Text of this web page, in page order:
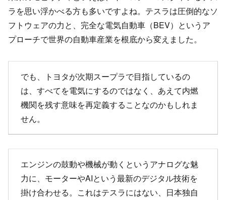
ラを思い浮かべる方も多いですよね。テスラは圧倒的なソ
フトウェアの力と、完全な電気自動車（BEV）というア
プローチで世界の自動車産業を根底から変えました。
でも、トヨタが次期スープラで目指しているの
は、すべてを電気にするのではなく、あえて内燃
機関を残す意味を再定義することなのかもしれま
せん。
エンジンの鼓動や機械が動くというアナログな魅
力に、モーターやAIという最新のデジタル技術を
掛け合わせる。これはテスラにはない、日本独自